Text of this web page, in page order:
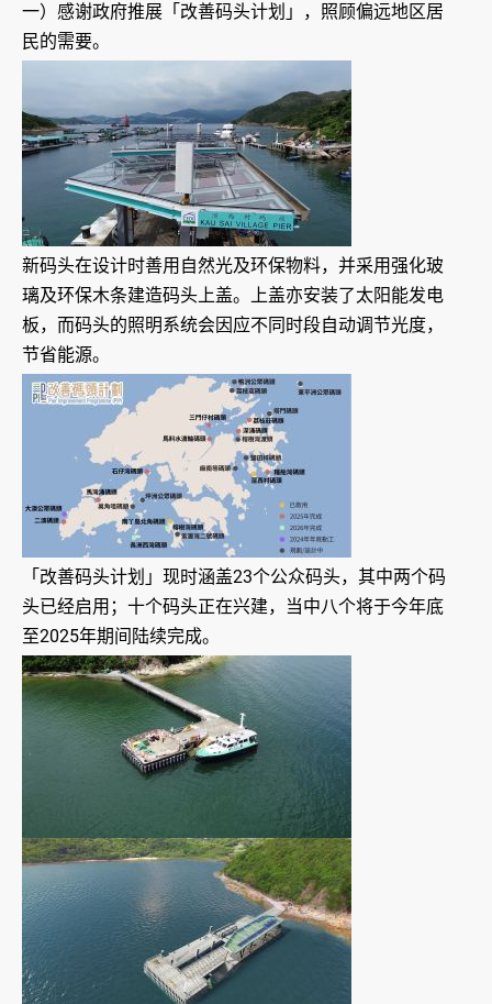
一）感谢政府推展「改善码头计划」，照顾偏远地区居
民的需要。
新码头在设计时善用自然光及环保物料，并采用强化玻
璃及环保木条建造码头上盖。上盖亦安装了太阳能发电
板，而码头的照明系统会因应不同时段自动调节光度，
节省能源。
「改善码头计划」现时涵盖23个公众码头，其中两个码
头已经启用；十个码头正在兴建，当中八个将于今年底
至2025年期间陆续完成。